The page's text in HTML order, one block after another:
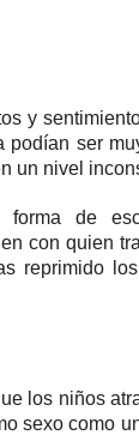
y
ser
un nivel
forma de
con quien
reprimido
los niños
sexo como